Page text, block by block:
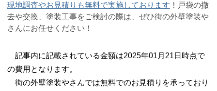
現地調査やお見積りも無料で実施しております ！戸袋の撤
去や交換、塗装工事をご検討の際は、ぜひ街の外壁塗装や
さんにお任せください！
記事内に記載されている金額は2025年01月21日時点で
の費用となります。
街の外壁塗装やさんでは無料でのお見積りを承っており